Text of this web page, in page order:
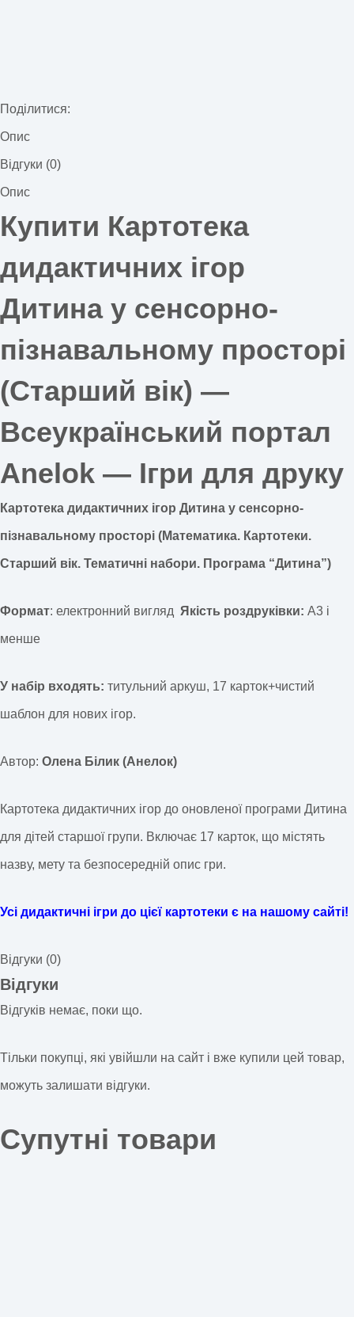
Поділитися:
Опис
Відгуки (0)
Опис
Купити Картотека
дидактичних ігор
Дитина у сенсорно-
пізнавальному просторі
(Старший вік) —
Всеукраїнський портал
Anelok — Ігри для друку
Картотека дидактичних ігор Дитина у сенсорно-
пізнавальному просторі (Математика. Картотеки.
Старший вік. Тематичні набори. Програма “Дитина”)
Формат: електронний вигляд Якість роздруківки: А3 і
менше
У набір входять: титульний аркуш, 17 карток+чистий
шаблон для нових ігор.
Автор: Олена Білик (Анелок)
Картотека дидактичних ігор до оновленої програми Дитина
для дітей старшої групи. Включає 17 карток, що містять
назву, мету та безпосередній опис гри.
Усі дидактичні ігри до цієї картотеки є на нашому сайті!
Відгуки (0)
Відгуки
Відгуків немає, поки що.
Тільки покупці, які увійшли на сайт і вже купили цей товар,
можуть залишати відгуки.
Супутні товари